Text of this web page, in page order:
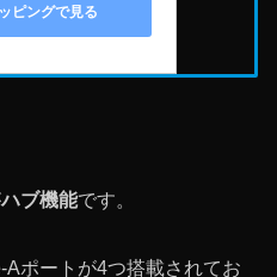
ピングで見る
ハブ機能です。
ポートが4つ搭載されてお